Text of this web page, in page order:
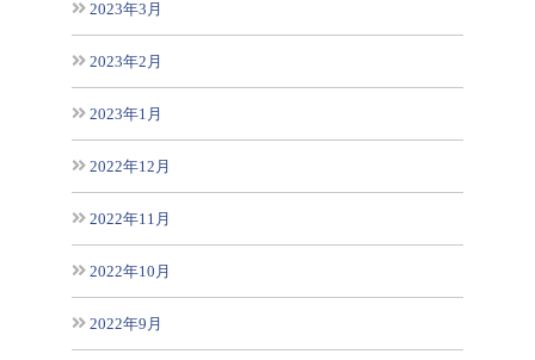
2023年3月
2023年2月
2023年1月
2022年12月
2022年11月
2022年10月
2022年9月